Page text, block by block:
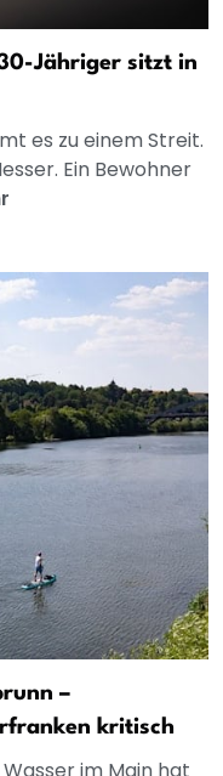
Jähriger sitzt in
es zu einem Streit.
Ein Bewohner
–
kritisch